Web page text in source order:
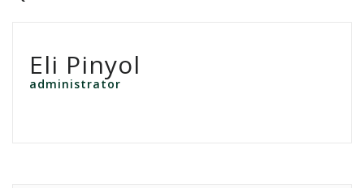
Eli Pinyol
administrator